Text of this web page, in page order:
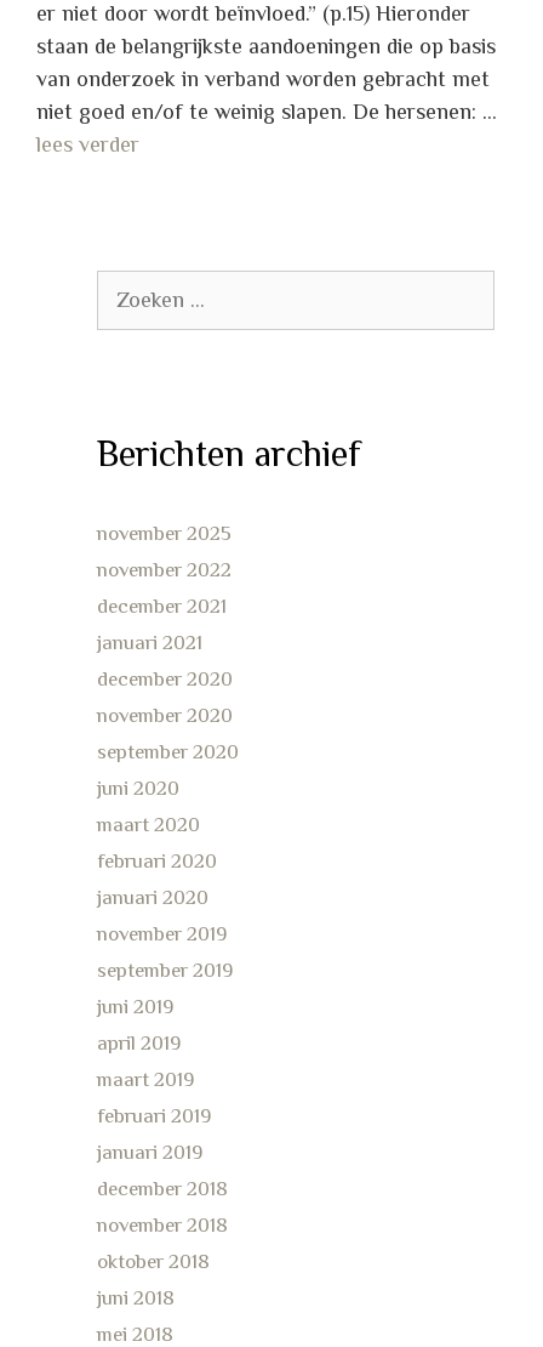
er niet door wordt beïnvloed.” (p.15) Hieronder
staan de belangrijkste aandoeningen die op basis
van onderzoek in verband worden gebracht met
niet goed en/of te weinig slapen. De hersenen: …
lees verder
naar:
Berichten archief
november 2025
november 2022
december 2021
januari 2021
december 2020
november 2020
september 2020
juni 2020
maart 2020
februari 2020
januari 2020
november 2019
september 2019
juni 2019
april 2019
maart 2019
februari 2019
januari 2019
december 2018
november 2018
oktober 2018
juni 2018
mei 2018